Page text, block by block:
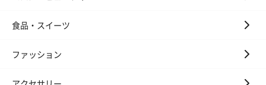
食品・スイーツ
ファッション